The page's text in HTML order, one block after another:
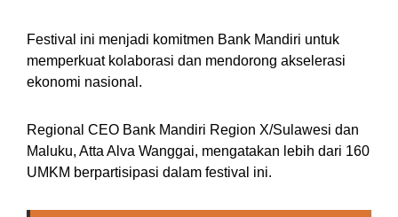
Festival ini menjadi komitmen Bank Mandiri untuk
memperkuat kolaborasi dan mendorong akselerasi
ekonomi nasional.
Regional CEO Bank Mandiri Region X/Sulawesi dan
Maluku, Atta Alva Wanggai, mengatakan lebih dari 160
UMKM berpartisipasi dalam festival ini.